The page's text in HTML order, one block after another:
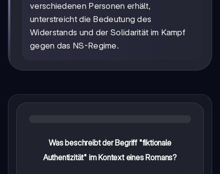
verschiedenen Personen erhält,
unterstreicht die Bedeutung des
Widerstands und der Solidarität im Kampf
gegen das NS-Regime.
Was beschreibt der Begriff "fiktionale
Authentizität" im Kontext eines Romans?